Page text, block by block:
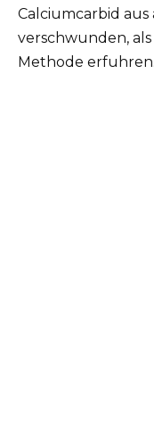
Calciumcarbid
verschwunden,
Methode erfuhren.